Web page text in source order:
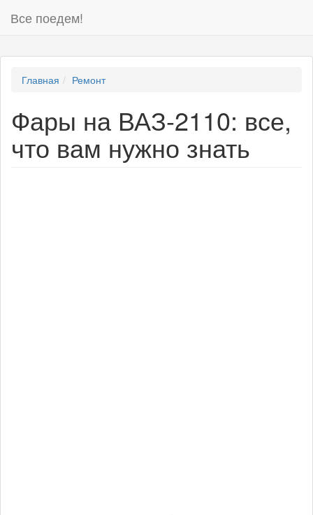
Все поедем!
Главная Ремонт
Фары на ВАЗ-2110: все,
что вам нужно знать